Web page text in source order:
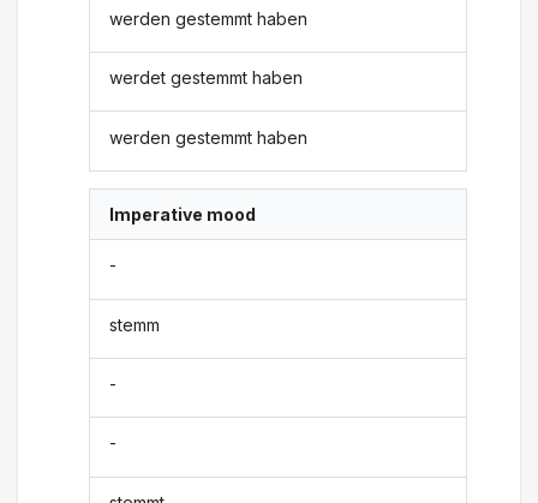
werden gestemmt haben
werdet gestemmt haben
werden gestemmt haben
Imperative mood
-
stemm
-
-